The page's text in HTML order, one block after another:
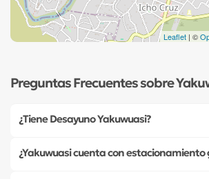
Leaflet | ©
Preguntas Frecuentes sobre
¿Tiene Desayuno Yakuwuasi?
¿Yakuwuasi cuenta con estacionamiento